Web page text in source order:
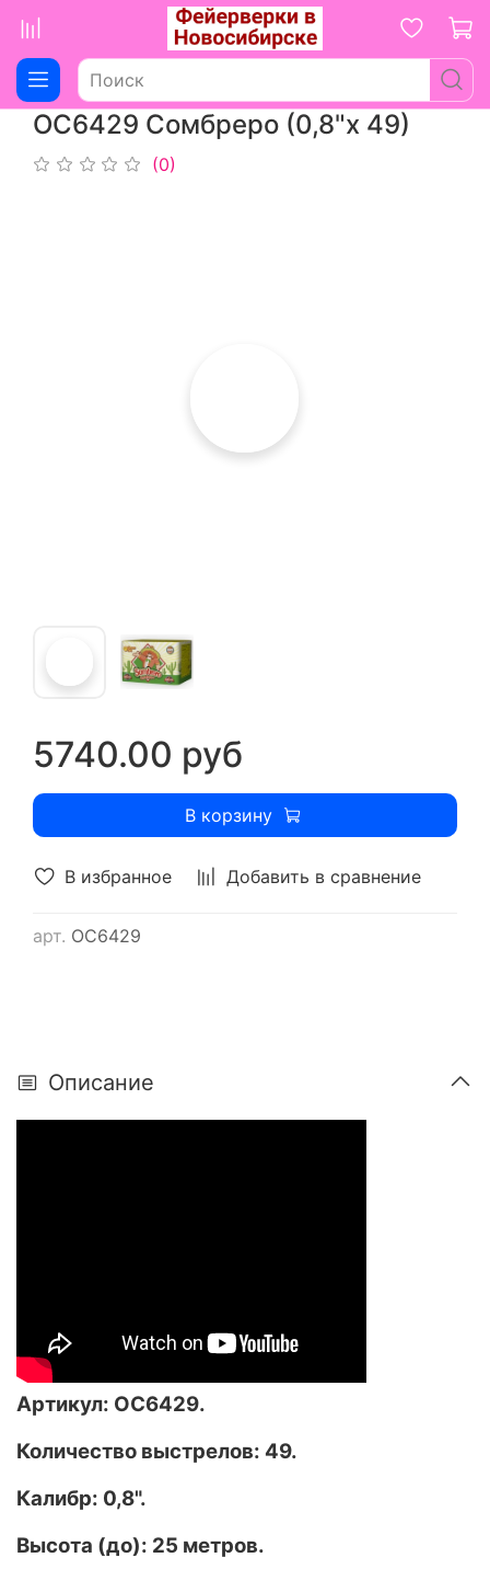
ОС6429 Сомбреро (0,8"х 49)
(0)
В избранное Добавить в сравнение
арт. ОС6429
5740.00 руб
В корзину
Описание
Артикул: ОС6429.
Количество выстрелов: 49.
Калибр: 0,8".
Высота (до): 25 метров.